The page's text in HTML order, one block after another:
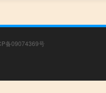
备09074369号